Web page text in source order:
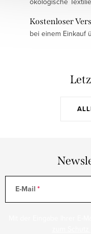
Kostenloser
bei einem Einkauf
E-Mail